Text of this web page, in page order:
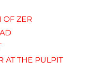
OF ZER
AT THE PULPIT